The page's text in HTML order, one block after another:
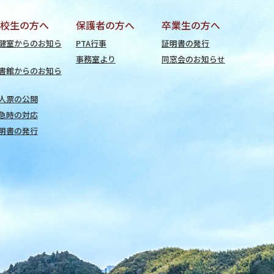
生の方へ
室からのお知ら
館からのお知ら
票の公開
時の対応
書の発行
保護者の方へ
PTA行事
事務室より
卒業生の方へ
証明書の発行
同窓会のお知らせ